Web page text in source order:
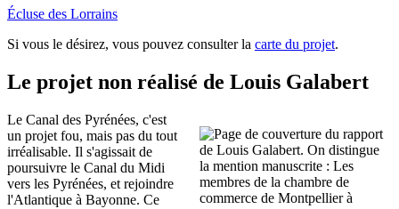
Écluse des Lorrains
Si vous le désirez, vous pouvez consulter la carte du projet.
Le projet non réalisé de Louis Galabert
Le Canal des Pyrénées, c'est
un projet fou, mais pas du tout
irréalisable. Il s'agissait de
poursuivre le Canal du Midi
vers les Pyrénées, et rejoindre
l'Atlantique à Bayonne. Ce